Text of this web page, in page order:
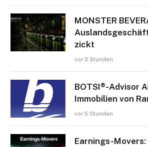
MONSTER
zickt
vor 3 Stunden
BOTSI®-Advisor
Immobilien von
vor 5 Stunden
Earnings-